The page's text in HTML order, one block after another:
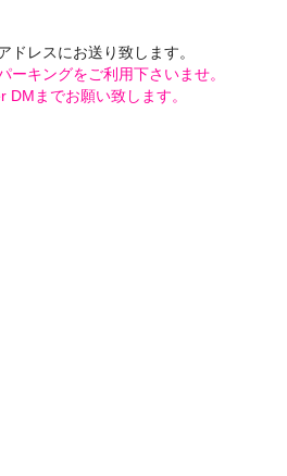
レスにお送り致します。
キングをご利用下さいませ。
までお願い致します。